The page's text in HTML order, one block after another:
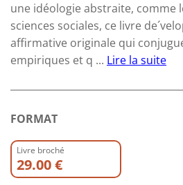
une idéologie abstraite, comme
sciences sociales, ce livre
affirmative originale qui
empiriques et q ... Lire la suite
FORMAT
Livre broché
29.00 €